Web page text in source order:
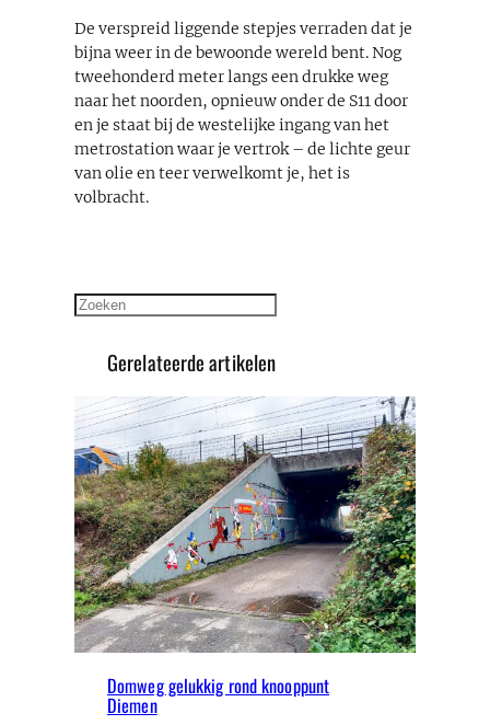
De verspreid liggende stepjes verraden dat je
bijna weer in de bewoonde wereld bent. Nog
tweehonderd meter langs een drukke weg
naar het noorden, opnieuw onder de S11 door
en je staat bij de westelijke ingang van het
metrostation waar je vertrok – de lichte geur
van olie en teer verwelkomt je, het is
volbracht.
Zoeken
Gerelateerde artikelen
Domweg gelukkig rond knooppunt
Diemen